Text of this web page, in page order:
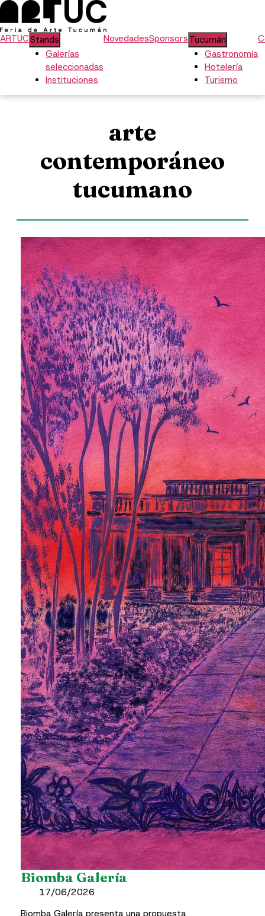
ARTUCStands
Galerías
seleccionadas
Instituciones
NovedadesSponsors Tucumán
Gastronomía
Hotelería
Turismo
arte
contemporáneo
tucumano
Biomba Galería
17/06/2026
Biomba Galería presenta una propuesta